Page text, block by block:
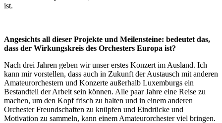
ist.
Angesichts all dieser Projekte und Meilensteine: bedeutet das,
dass der Wirkungskreis des Orchesters Europa ist?
Nach drei Jahren geben wir unser erstes Konzert im Ausland. Ich
kann mir vorstellen, dass auch in Zukunft der Austausch mit anderen
Amateurorchestern und Konzerte außerhalb Luxemburgs ein
Bestandteil der Arbeit sein können. Alle paar Jahre eine Reise zu
machen, um den Kopf frisch zu halten und in einem anderen
Orchester Freundschaften zu knüpfen und Eindrücke und
Motivation zu sammeln, kann einem Amateurorchester viel bringen.